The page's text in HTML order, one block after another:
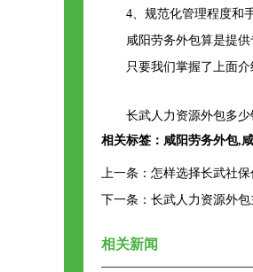
4、规范化管理程度和
咸阳劳务外包算是提
只要我们掌握了上面
长武人力资源外包多
相关标签： 咸阳劳务外包,
上一条： 怎样选择长武社保
下一条： 长武人力资源外
相关新闻